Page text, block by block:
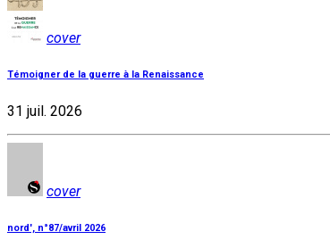
cover
Témoigner de la guerre à la Renaissance
31 juil. 2026
cover
nord', n°87/avril 2026